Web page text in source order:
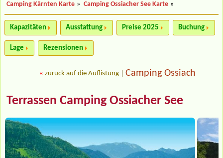
Camping Kärnten Karte » Camping Ossiacher See Karte »
Kapazitäten Ausstattung Preise 2025 Buchung
Lage Rezensionen
« zurück auf die Auflistung Camping Ossiach
Terrassen Camping Ossiacher See